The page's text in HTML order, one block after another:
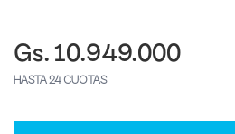
Gs. 10.949.000
HASTA 24 CUOTAS